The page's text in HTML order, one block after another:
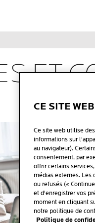
ET
CE SITE
Ce site web utilise
informations sur
au navigateur).
consentement, par
offrir certains
médias externes. Les
ou refusés («
et d'enregistrer vos
moment en cliquant
notre politique de
Politique de